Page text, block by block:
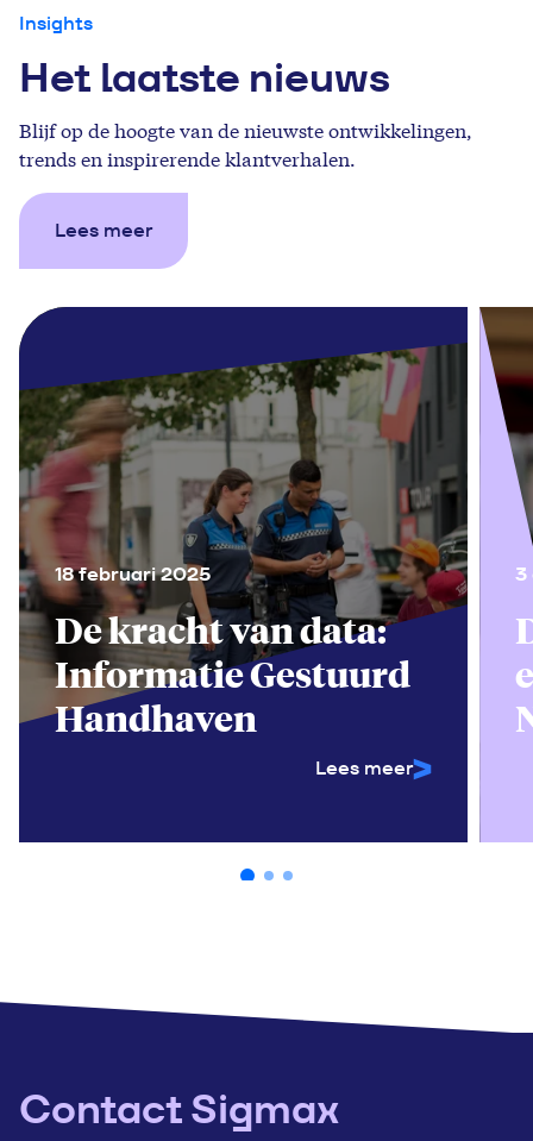
Insights
Het laatste nieuws
Blijf op de hoogte van de nieuwste ontwikkelingen,
trends en inspirerende klantverhalen.
Lees meer
18 februari 2025
De kracht van data:
Informatie Gestuurd
Handhaven
Lees meer
3
Contact Sigmax